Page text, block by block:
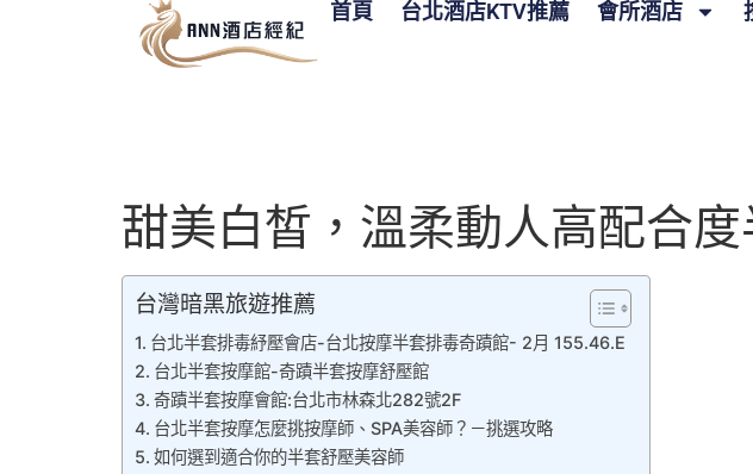
首頁 台北酒店KTV推薦 會所酒店
甜美白皙，溫柔動人高配合
台灣暗黑旅遊推薦
台北半套排毒紓壓會店-台北按摩半套排毒奇蹟館- 2月 155.46.E
台北半套按摩館-奇蹟半套按摩舒壓館
奇蹟半套按摩會館:台北市林森北282號2F
台北半套按摩怎麼挑按摩師、SPA美容師？－挑選攻略
如何選到適合你的半套舒壓美容師